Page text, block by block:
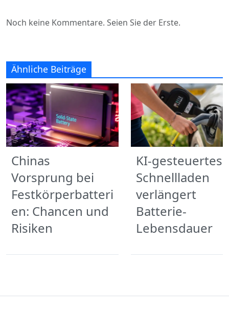
Noch keine Kommentare. Seien Sie der Erste.
Ähnliche Beiträge
Chinas
Vorsprung bei
Festkörperbatteri
en: Chancen und
Risiken
KI-gesteuertes
Schnellladen
verlängert
Batterie-
Lebensdauer